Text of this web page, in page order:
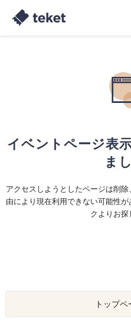
イベントページ表
ま
アクセスしようとしたページは削
由により現在利用できない可能性
クよりお探
トップ